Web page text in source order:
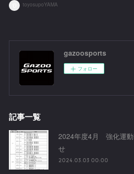
toyosupoYAMA
gazoosports
フォロー
記事一覧
2024年度4月 強化運動
せ
2024.03.03 00:00